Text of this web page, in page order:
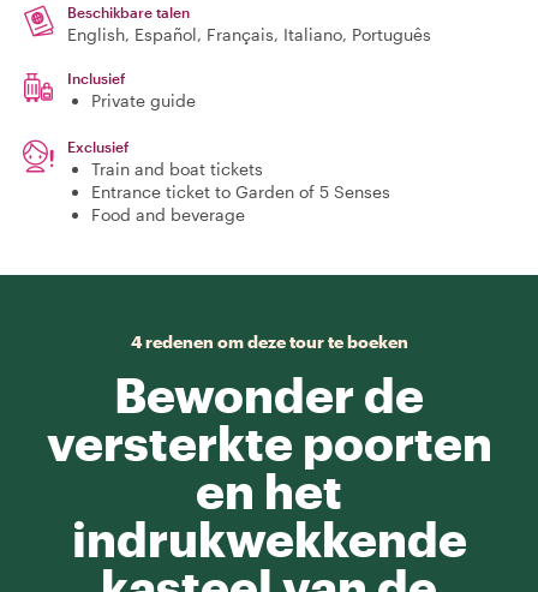
Beschikbare talen
English, Español, Français, Italiano, Português
Inclusief
Private guide
Exclusief
Train and boat tickets
Entrance ticket to Garden of 5 Senses
Food and beverage
4 redenen om deze tour te boeken
Bewonder de
versterkte poorten
en het
indrukwekkende